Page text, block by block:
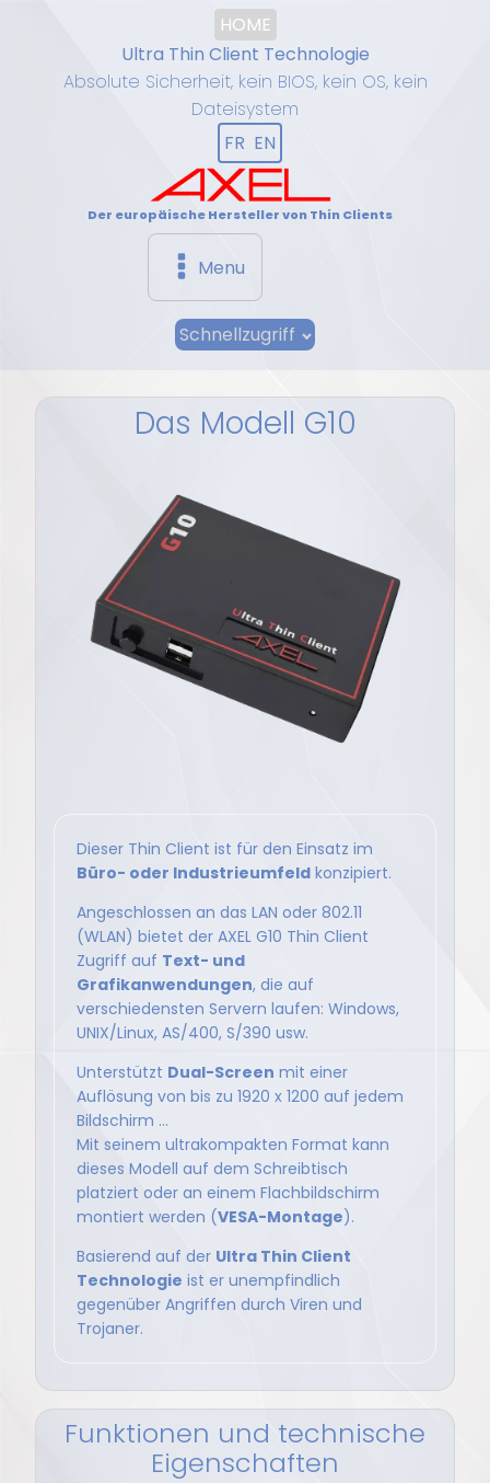
HOME
Ultra Thin Client Technologie
Absolute Sicherheit, kein BIOS, kein OS, kein
Dateisystem
FR EN
Der europäische Hersteller von Thin Clients
Menu
Schnellzugriff
Das Modell G10
Dieser Thin Client ist für den Einsatz im
Büro- oder Industrieumfeld konzipiert.
Angeschlossen an das LAN oder 802.11
(WLAN) bietet der AXEL G10 Thin Client
Zugriff auf Text- und
Grafikanwendungen, die auf
verschiedensten Servern laufen: Windows,
UNIX/Linux, AS/400, S/390 usw.
Unterstützt Dual-Screen mit einer
Auflösung von bis zu 1920 x 1200 auf jedem
Bildschirm ...
Mit seinem ultrakompakten Format kann
dieses Modell auf dem Schreibtisch
platziert oder an einem Flachbildschirm
montiert werden (VESA-Montage).
Basierend auf der Ultra Thin Client
Technologie ist er unempfindlich
gegenüber Angriffen durch Viren und
Trojaner.
Funktionen und technische
Eigenschaften